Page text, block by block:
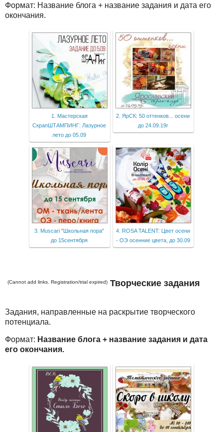
Формат: Название блога + название задания и дата его
окончания.
1. Мастерская
СкрапШТАМПИНГ: Лазурное
лето до 05.09
2. ЯрСК: 50 оттенков... осени
до 24.09.19г
3. Мuscari "Школьная пора"
до 15сентября
4. ROSA TALENT: Цвет осени
- ОЭ осенние цвета, до 30.09
(Cannot add links. Registration/trial expired) Творческие задания
Задания, направленные на раскрытие творческого
потенциала.
Формат: Название блога + название задания и дата
его окончания.